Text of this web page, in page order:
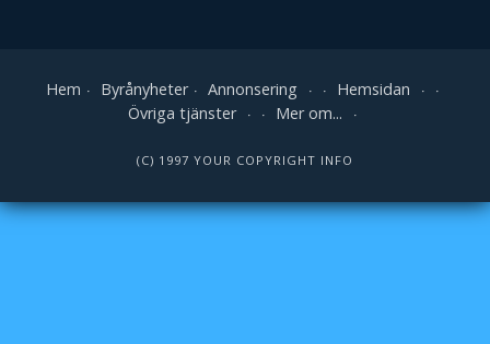
Hem Byrånyheter Annonsering
Hemsidan
Övriga tjänster
Mer om...
(C) 1997 YOUR COPYRIGHT INFO